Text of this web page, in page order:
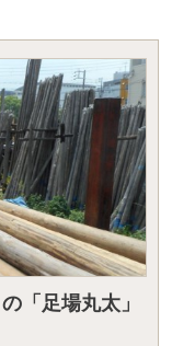
足場丸太」